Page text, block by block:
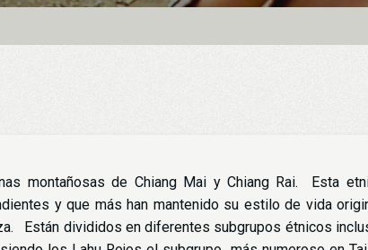
montañosas de Chiang Mai y Chiang Rai. Esta
y que más han mantenido su estilo de vida
Están divididos en diferentes subgrupos étnicos